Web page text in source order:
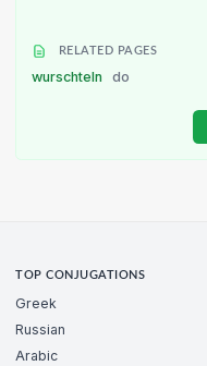
RELATED PAGES
wurschteln do
TOP CONJUGATIONS
Greek
Russian
Arabic